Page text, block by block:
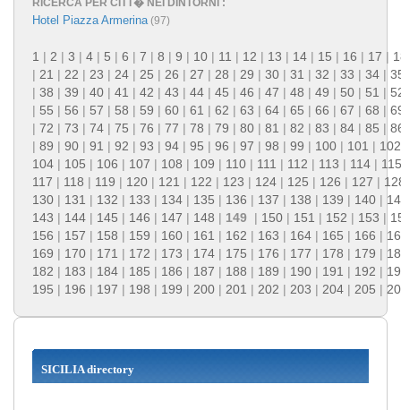
RICERCA PER CITT� NEI DINTORNI :
Hotel Piazza Armerina(97)
1 | 2 | 3 | 4 | 5 | 6 | 7 | 8 | 9 | 10 | 11 | 12 | 13 | 14 | 15 | 16 | 17 |
| 21 | 22 | 23 | 24 | 25 | 26 | 27 | 28 | 29 | 30 | 31 | 32 | 33 | 34 |
| 38 | 39 | 40 | 41 | 42 | 43 | 44 | 45 | 46 | 47 | 48 | 49 | 50 | 51 |
| 55 | 56 | 57 | 58 | 59 | 60 | 61 | 62 | 63 | 64 | 65 | 66 | 67 | 68 |
| 72 | 73 | 74 | 75 | 76 | 77 | 78 | 79 | 80 | 81 | 82 | 83 | 84 | 85 |
| 89 | 90 | 91 | 92 | 93 | 94 | 95 | 96 | 97 | 98 | 99 | 100 | 101 | 102
104 | 105 | 106 | 107 | 108 | 109 | 110 | 111 | 112 | 113 | 114 | 115
117 | 118 | 119 | 120 | 121 | 122 | 123 | 124 | 125 | 126 | 127 |
130 | 131 | 132 | 133 | 134 | 135 | 136 | 137 | 138 | 139 | 140 |
143 | 144 | 145 | 146 | 147 | 148 | 149 | 150 | 151 | 152 | 153 |
156 | 157 | 158 | 159 | 160 | 161 | 162 | 163 | 164 | 165 | 166 |
169 | 170 | 171 | 172 | 173 | 174 | 175 | 176 | 177 | 178 | 179 |
182 | 183 | 184 | 185 | 186 | 187 | 188 | 189 | 190 | 191 | 192 |
195 | 196 | 197 | 198 | 199 | 200 | 201 | 202 | 203 | 204 | 205 |
SICILIA directory